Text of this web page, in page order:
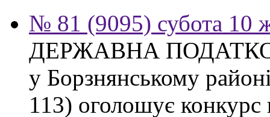
№ 81 (9095) субота 10
ДЕРЖАВНА
у Борзнянському
113) оголошує конкурс